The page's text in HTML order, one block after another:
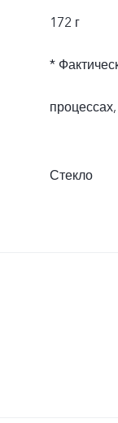
172 г
*
Стекло